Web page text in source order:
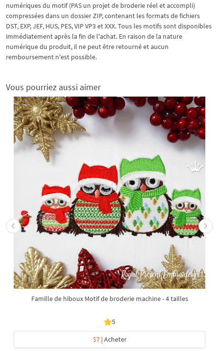
numériques du motif (PAS un projet de broderie réel et accompli)
compressées dans un dossier ZIP, contenant les formats de fichiers
DST, EXP, JEF, HUS, PES, VIP VP3 et XXX. Tous les motifs sont disponibles
immédiatement après la fin de l'achat. En raison de la nature
numérique du produit, il ne peut être retourné et aucun
remboursement n'est possible.
Vous pourriez aussi aimer
Famille de hiboux Motif de broderie machine - 4 tailles
5
$7| Acheter